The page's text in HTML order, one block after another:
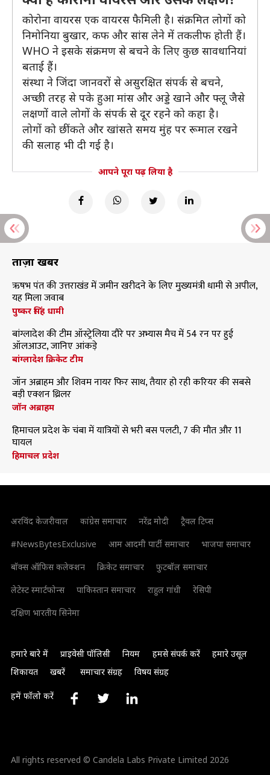
कोरोना वायरस एक वायरस फैमिली है। संक्रमित लोगों को
निमोनिया बुखार, कफ और सांस लेने में तकलीफ होती हैं।
WHO ने इसके संक्रमण से बचने के लिए कुछ सावधानियां
बताई हैं।
संस्था ने जिंदा जानवरों से असुरक्षित संपर्क से बचने,
अच्छी तरह से पके हुआ मांस और अड्डे खाने और फ्लू जैसे
लक्षणों वाले लोगों के संपर्क से दूर रहने को कहा है।
लोगों को छींकते और खांसते समय मुंह पर रूमाल रखने
की सलाह भी दी गई है।
आपने पूरा पढ़ लिया है
ताज़ा खबरें
ऋषभ पंत की उत्तराखंड में जमीन खरीदने के लिए मुख्यमंत्री धामी से अपील,
यह मिला जवाब
पुष्कर सिंह धामी
बांग्लादेश की टीम ऑस्ट्रेलिया दौरे पर अभ्यास मैच में 54 रन पर हुई
ऑलआउट, जानिए आंकड़े
बांग्लादेश क्रिकेट टीम
जॉन अब्राहम और शिवम नायर फिर साथ, तैयार हो रही करियर की सबसे
बड़ी एक्शन थ्रिलर
जॉन अब्राहम
हिमाचल प्रदेश के चंबा में यात्रियों से भरी बस पलटी, 7 की मौत और 11
घायल
हिमाचल प्रदेश
अरविंद केजरीवाल कांग्रेस समाचार नरेंद्र मोदी
ट्रैवल टिप्स
#NewsBytesExclusive
आम आदमी पार्टी समाचार
भाजपा समाचार
बॉक्स ऑफिस कलेक्शन
क्रिकेट समाचार
फुटबॉल समाचार
लेटेस्ट स्मार्टफोन्स
पाकिस्तान समाचार राहुल गांधी
रेसिपी
दक्षिण भारतीय सिनेमा
हमारे बारे में प्राइवेसी पॉलिसी नियम हमसे संपर्क करें
हमारे उसूल
शिकायत
खबरें समाचार संग्रह विषय संग्रह
हमें फॉलो करें
All rights reserved © Candela Labs Private Limited 2026